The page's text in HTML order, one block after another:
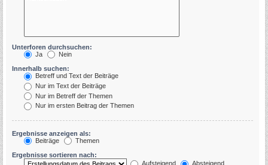
Unterforen durchsuchen:
Ja
Nein
Innerhalb suchen:
Betreff und Text der Beiträge
Nur im Text der Beiträge
Nur im Betreff der Themen
Nur im ersten Beitrag der Themen
Ergebnisse anzeigen als:
Beiträge
Themen
Ergebnisse sortieren nach:
Aufsteigend
Absteigend